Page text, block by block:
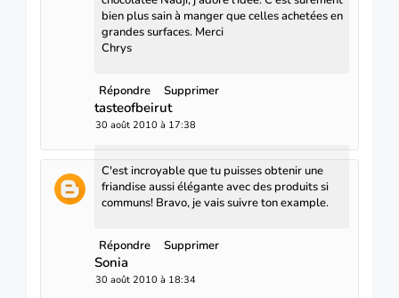
bien plus sain à manger que celles achetées en
grandes surfaces. Merci
Chrys
Répondre Supprimer
tasteofbeirut
30 août 2010 à 17:38
C'est incroyable que tu puisses obtenir une
friandise aussi élégante avec des produits si
communs! Bravo, je vais suivre ton example.
Répondre Supprimer
Sonia
30 août 2010 à 18:34